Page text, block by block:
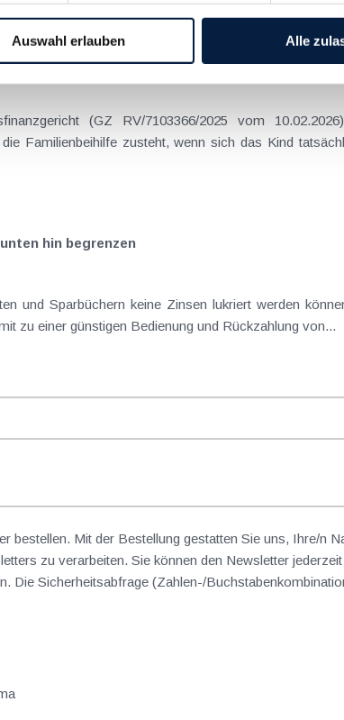
Auswahl erlauben Alle
Familienbeihilfe zusteht, wenn sich das Kind
hin begrenzen
und können somit zu einer günstigen Bedienung und Rückzahlung von...
bestellen. Mit der Bestellung gestatten Sie uns, Ihre/n
zu verarbeiten. Sie können den Newsletter
Die Sicherheitsabfrage (Zahlen-/